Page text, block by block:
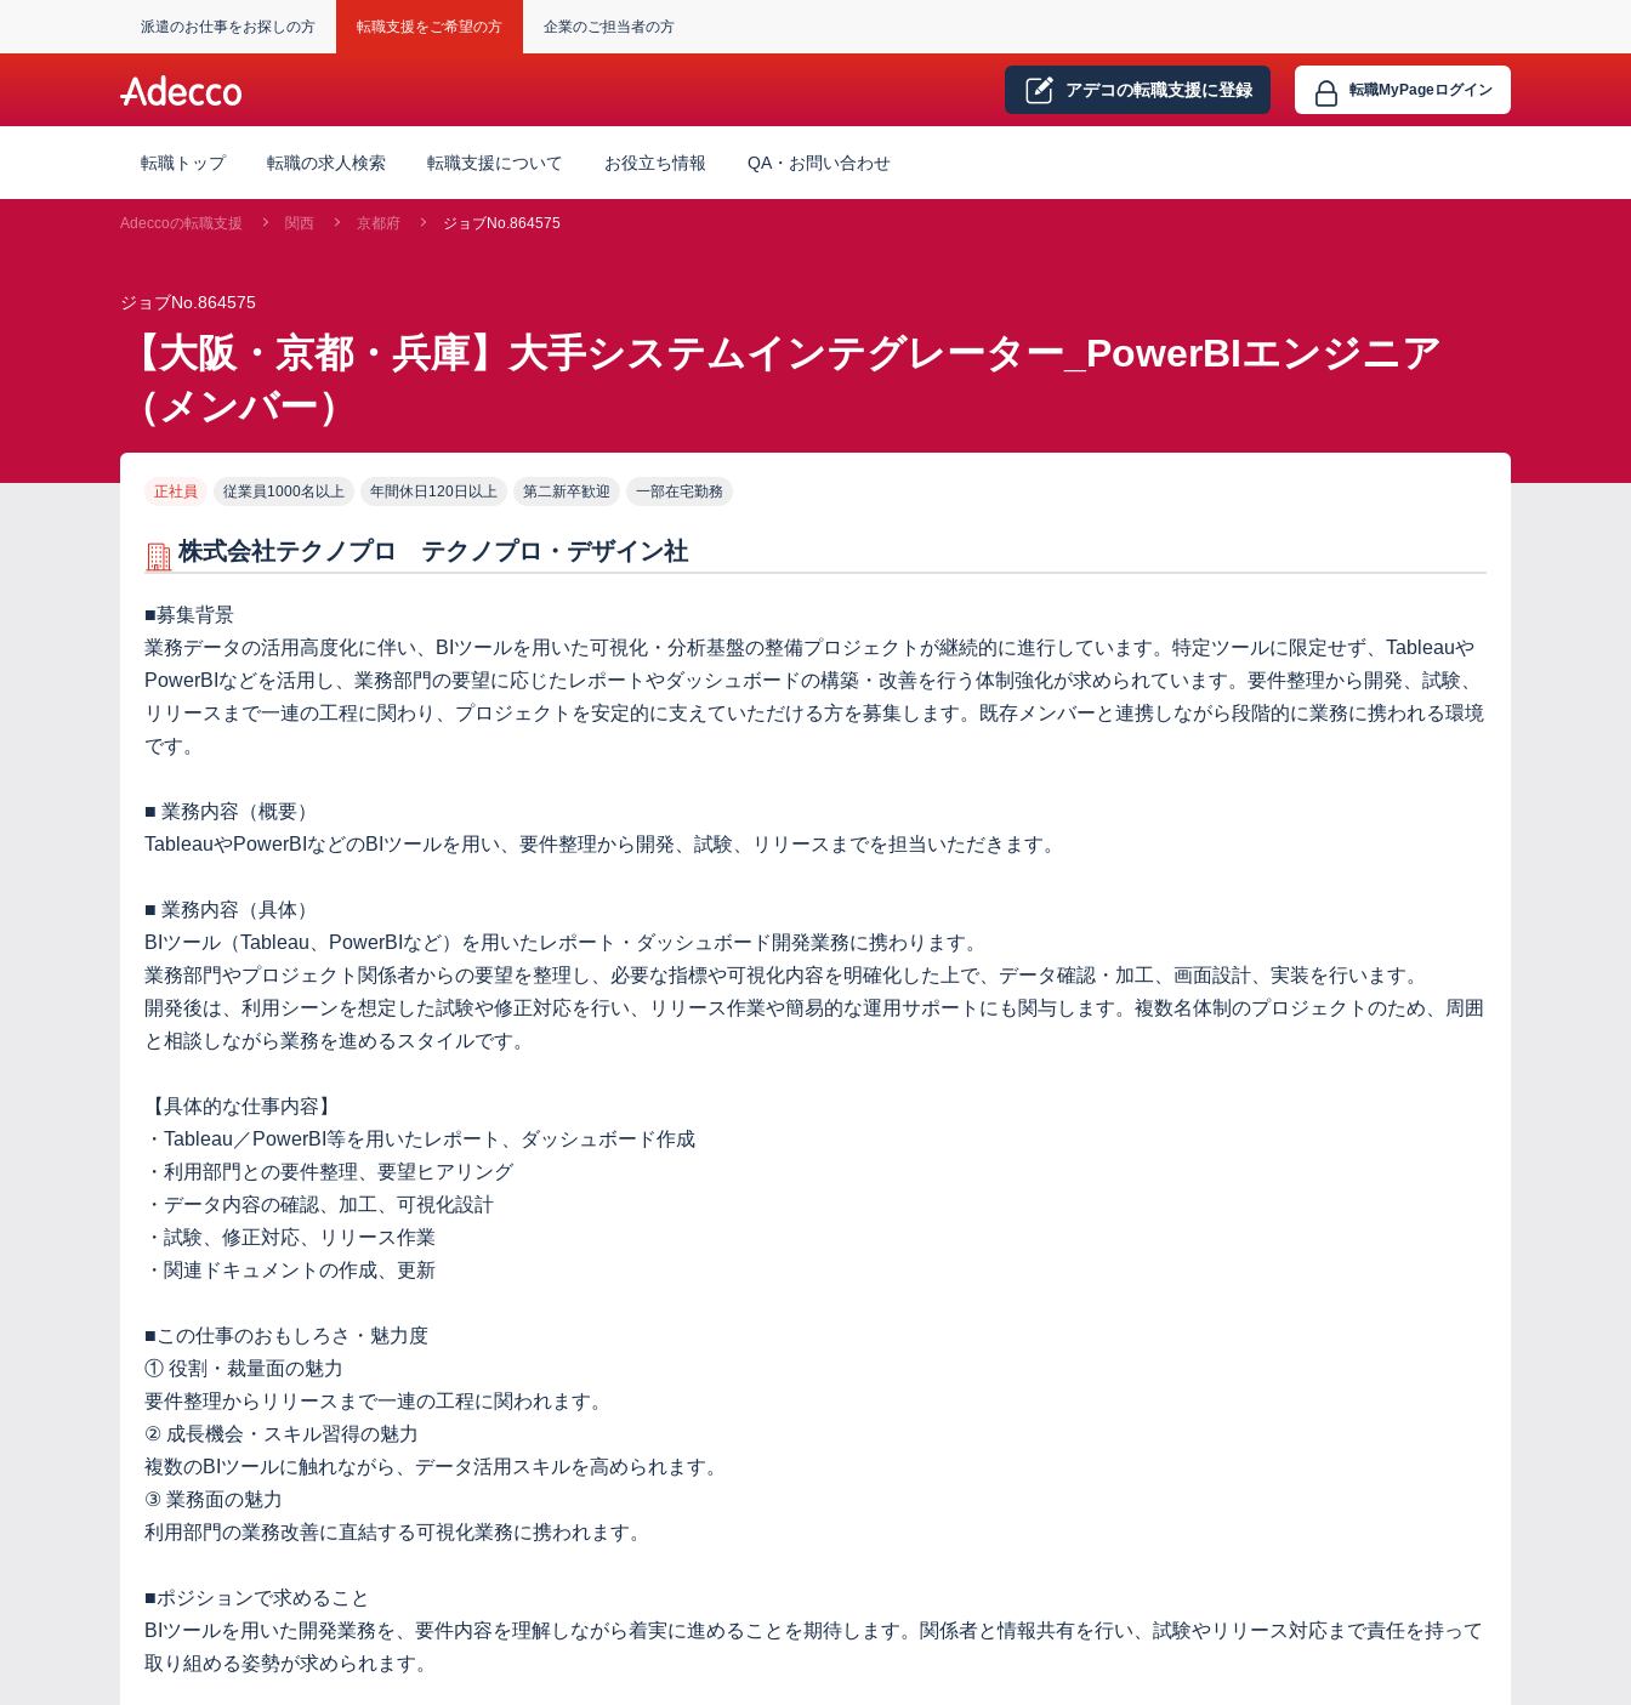
派遣のお仕事をお探しの方 転職支援をご希望の方 企業のご担当者の方
アデコの転職支援に登録 転職MyPageログイン
転職トップ 転職の求人検索 転職支援について お役立ち情報 QA・お問い合わせ
Adeccoの転職支援 関西 京都府 ジョブNo.864575
ジョブNo.864575
【大阪・京都・兵庫】大手システムインテグレーター_PowerBIエンジニア
（メンバー）
正社員 従業員1000名以上 年間休日120日以上 第二新卒歓迎 一部在宅勤務
株式会社テクノプロ テクノプロ・デザイン社
■募集背景
業務データの活用高度化に伴い、BIツールを用いた可視化・分析基盤の整備プロジェクトが継続的に進行しています。特定ツールに限定せず、Tableauや
PowerBIなどを活用し、業務部門の要望に応じたレポートやダッシュボードの構築・改善を行う体制強化が求められています。要件整理から開発、試験、
リリースまで一連の工程に関わり、プロジェクトを安定的に支えていただける方を募集します。既存メンバーと連携しながら段階的に業務に携われる環境
です。
■ 業務内容（概要）
TableauやPowerBIなどのBIツールを用い、要件整理から開発、試験、リリースまでを担当いただきます。
■ 業務内容（具体）
BIツール（Tableau、PowerBIなど）を用いたレポート・ダッシュボード開発業務に携わります。
業務部門やプロジェクト関係者からの要望を整理し、必要な指標や可視化内容を明確化した上で、データ確認・加工、画面設計、実装を行います。
開発後は、利用シーンを想定した試験や修正対応を行い、リリース作業や簡易的な運用サポートにも関与します。複数名体制のプロジェクトのため、周囲
と相談しながら業務を進めるスタイルです。
【具体的な仕事内容】
・Tableau／PowerBI等を用いたレポート、ダッシュボード作成
・利用部門との要件整理、要望ヒアリング
・データ内容の確認、加工、可視化設計
・試験、修正対応、リリース作業
・関連ドキュメントの作成、更新
■この仕事のおもしろさ・魅力度
① 役割・裁量面の魅力
要件整理からリリースまで一連の工程に関われます。
② 成長機会・スキル習得の魅力
複数のBIツールに触れながら、データ活用スキルを高められます。
③ 業務面の魅力
利用部門の業務改善に直結する可視化業務に携われます。
■ポジションで求めること
BIツールを用いた開発業務を、要件内容を理解しながら着実に進めることを期待します。関係者と情報共有を行い、試験やリリース対応まで責任を持って
取り組める姿勢が求められます。